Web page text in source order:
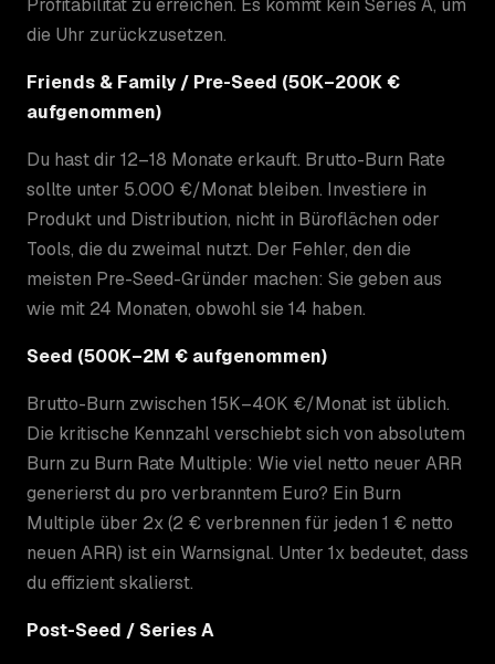
die Uhr zurückzusetzen.
Friends & Family / Pre-Seed (50K–200K €
aufgenommen)
Du hast dir 12–18 Monate erkauft. Brutto-Burn Rate
sollte unter 5.000 €/Monat bleiben. Investiere in
Produkt und Distribution, nicht in Büroflächen oder
Tools, die du zweimal nutzt. Der Fehler, den die
meisten Pre-Seed-Gründer machen: Sie geben aus
wie mit 24 Monaten, obwohl sie 14 haben.
Seed (500K–2M € aufgenommen)
Brutto-Burn zwischen 15K–40K €/Monat ist üblich.
Die kritische Kennzahl verschiebt sich von absolutem
Burn zu Burn Rate Multiple: Wie viel netto neuer ARR
generierst du pro verbranntem Euro? Ein Burn
Multiple über 2x (2 € verbrennen für jeden 1 € netto
neuen ARR) ist ein Warnsignal. Unter 1x bedeutet, dass
du effizient skalierst.
Post-Seed / Series A